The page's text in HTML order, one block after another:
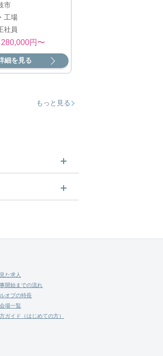
市
工場
社員
280,000円〜
細を見る
もっと見る
た求人
開始までの流れ
オブの特長
場一覧
ガイド（はじめての方）